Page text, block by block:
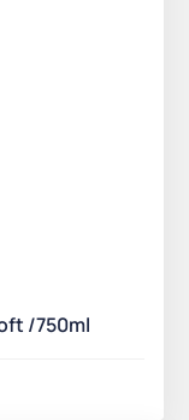
/750ml